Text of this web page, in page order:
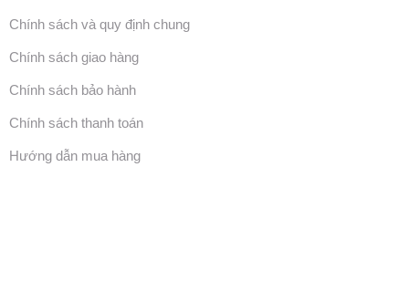
Chính sách và quy định chung
Chính sách giao hàng
Chính sách bảo hành
Chính sách thanh toán
Hướng dẫn mua hàng